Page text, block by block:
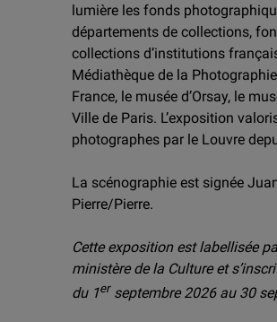
lumière les fonds
départements de collections,
collections d’institutions
Médiathèque de la
France, le musée d’Orsay, le
Ville de Paris. L’exposition
photographes par le Louvre
La scénographie est signée
Pierre/Pierre.
Cette exposition est labellisée
ministère de la Culture et
du 1erseptembre 2026 au 30